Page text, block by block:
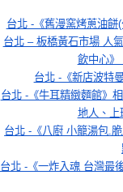
台北 -《舊漫窯烤蔥油餅
台北 – 板橋黃石市場 人
飲中心》
台北 -《新店波特
台北 -《牛耳精緻麵館》
地人、上
台北 -《八廚 小籠湯包.
台北 -《一炸入魂 台灣最